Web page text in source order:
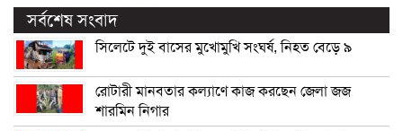
সর্বশেষ সংবাদ
সিলেটে দুই বাসের মুখোমুখি সংঘর্ষ, নিহত বেড়ে ৯
রোটারী মানবতার কল্যাণে কাজ করছেন জেলা জজ
শারমিন নিগার